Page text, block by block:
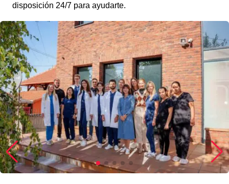
disposición 24/7 para ayudarte.